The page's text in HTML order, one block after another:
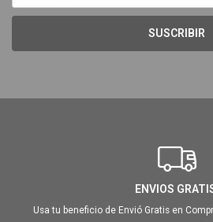
SUSCRIBIR
ENVIOS
Usa tu beneficio de Envió Gratis en